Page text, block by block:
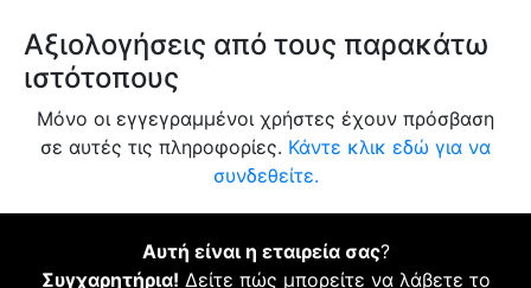
Αξιολογήσεις από τους παρακάτω
ιστότοπους
Μόνο οι εγγεγραμμένοι χρήστες έχουν πρόσβαση
σε αυτές τις πληροφορίες. Κάντε κλικ εδώ για να
συνδεθείτε.
Αυτή είναι η εταιρεία σας?
Συγχαρητήρια! Δείτε πώς μπορείτε να λάβετε το